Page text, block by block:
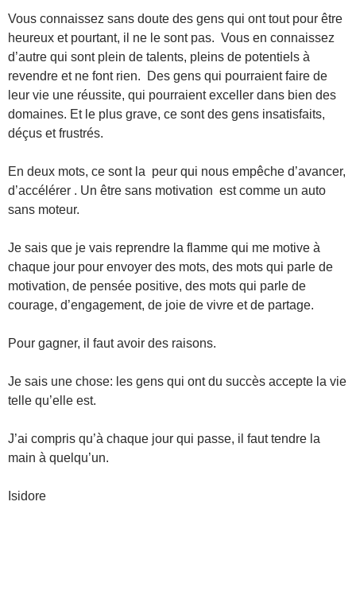
Vous connaissez sans doute des gens qui ont tout pour être
heureux et pourtant, il ne le sont pas. Vous en connaissez
d’autre qui sont plein de talents, pleins de potentiels à
revendre et ne font rien. Des gens qui pourraient faire de
leur vie une réussite, qui pourraient exceller dans bien des
domaines. Et le plus grave, ce sont des gens insatisfaits,
déçus et frustrés.
En deux mots, ce sont la peur qui nous empêche d’avancer,
d’accélérer . Un être sans motivation est comme un auto
sans moteur.
Je sais que je vais reprendre la flamme qui me motive à
chaque jour pour envoyer des mots, des mots qui parle de
motivation, de pensée positive, des mots qui parle de
courage, d’engagement, de joie de vivre et de partage.
Pour gagner, il faut avoir des raisons.
Je sais une chose: les gens qui ont du succès accepte la vie
telle qu’elle est.
J’ai compris qu’à chaque jour qui passe, il faut tendre la
main à quelqu’un.
Isidore